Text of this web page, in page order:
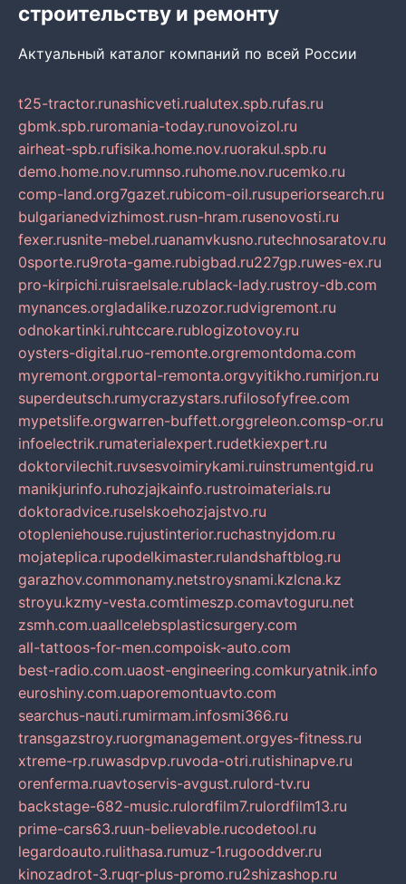
строительству и ремонту
Актуальный каталог компаний по всей России
t25-tractor.runashicveti.rualutex.spb.rufas.ru
gbmk.spb.ruromania-today.runovoizol.ru
airheat-spb.rufisika.home.nov.ruorakul.spb.ru
demo.home.nov.rumnso.ruhome.nov.rucemko.ru
comp-land.org7gazet.rubicom-oil.rusuperiorsearch.ru
bulgarianedvizhimost.rusn-hram.rusenovosti.ru
fexer.rusnite-mebel.ruanamvkusno.rutechnosaratov.ru
0sporte.ru9rota-game.rubigbad.ru227gp.ruwes-ex.ru
pro-kirpichi.ruisraelsale.rublack-lady.rustroy-db.com
mynances.orgladalike.ruzozor.rudvigremont.ru
odnokartinki.ruhtccare.rublogizotovoy.ru
oysters-digital.ruo-remonte.orgremontdoma.com
myremont.orgportal-remonta.orgvyitikho.rumirjon.ru
superdeutsch.rumycrazystars.rufilosofyfree.com
mypetslife.orgwarren-buffett.orggreleon.comsp-or.ru
infoelectrik.rumaterialexpert.rudetkiexpert.ru
doktorvilechit.ruvsesvoimirykami.ruinstrumentgid.ru
manikjurinfo.ruhozjajkainfo.rustroimaterials.ru
doktoradvice.ruselskoehozjajstvo.ru
otopleniehouse.rujustinterior.ruchastnyjdom.ru
mojateplica.rupodelkimaster.rulandshaftblog.ru
garazhov.commonamy.netstroysnami.kzlcna.kz
stroyu.kzmy-vesta.comtimeszp.comavtoguru.net
zsmh.com.uaallcelebsplasticsurgery.com
all-tattoos-for-men.compoisk-auto.com
best-radio.com.uaost-engineering.comkuryatnik.info
euroshiny.com.uaporemontuavto.com
searchus-nauti.rumirmam.infosmi366.ru
transgazstroy.ruorgmanagement.orgyes-fitness.ru
xtreme-rp.ruwasdpvp.ruvoda-otri.rutishinapve.ru
orenferma.ruavtoservis-avgust.rulord-tv.ru
backstage-682-music.rulordfilm7.rulordfilm13.ru
prime-cars63.ruun-believable.rucodetool.ru
legardoauto.rulithasa.rumuz-1.rugooddver.ru
kinozadrot-3.ruqr-plus-promo.ru2shizashop.ru